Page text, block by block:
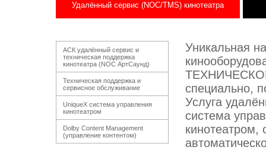
Удалённый сервис (NOC/TMS) кинотеатра
АСК удалённый сервис и
техническая поддержка
кинотеатра (NOC АртСаунд)
Техническая поддержка и
сервисное обслуживание
UniqueX система управления
кинотеатром
Dolby Content Management
(управление контентом)
Уникальная
специально,
Услуга
система
кинотеатром,